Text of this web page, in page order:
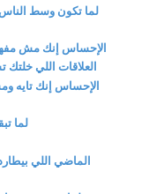
لما تكون وسط
الإحساس إنك مش
العلاقات اللي
الإحساس إنك تايه
لما
الماضي اللي